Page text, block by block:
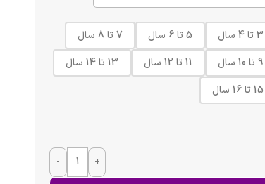
3 تا 4 سال 5 تا 6 سال
7 تا 8 سال
9 تا 10 سال
11 تا 12 سال
13 تا 14 سال
15 تا 16 سال
- +